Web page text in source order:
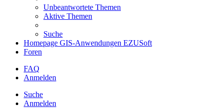
Unbeantwortete Themen
Aktive Themen
Suche
Homepage GIS-Anwendungen EZUSoft
Foren
FAQ
Anmelden
Suche
Anmelden